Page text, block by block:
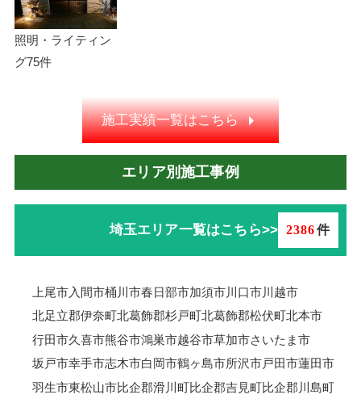
照明・ライティン
グ75件
施工実績一覧はこちら
エリア別施工事例
埼玉エリア一覧はこちら>> 2386件
上尾市入間市桶川市春日部市加須市川口市川越市
北足立郡伊奈町北葛飾郡杉戸町北葛飾郡松伏町北本市
行田市久喜市熊谷市鴻巣市越谷市草加市さいたま市
坂戸市幸手市志木市白岡市鶴ヶ島市所沢市戸田市蓮田市
羽生市東松山市比企郡滑川町比企郡吉見町比企郡川島町